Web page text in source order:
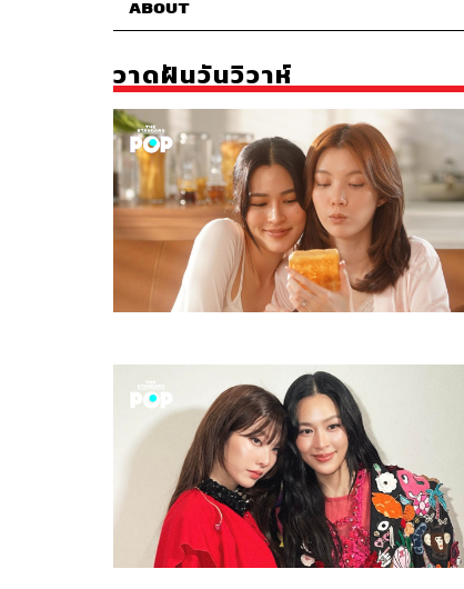
ABOUT
วาดฝันวันวิวาห์